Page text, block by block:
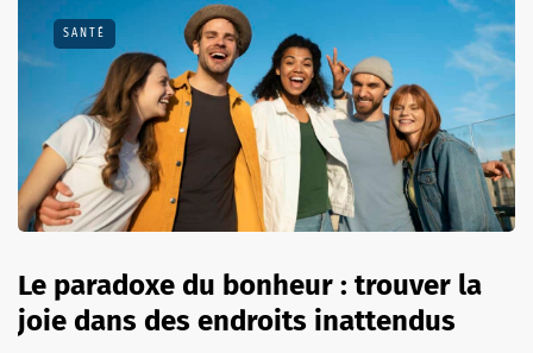
SANTÉ
Le paradoxe du bonheur : trouver la
joie dans des endroits inattendus